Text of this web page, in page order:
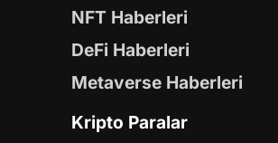
NFT Haberleri
DeFi Haberleri
Metaverse Haberleri
Kripto Paralar